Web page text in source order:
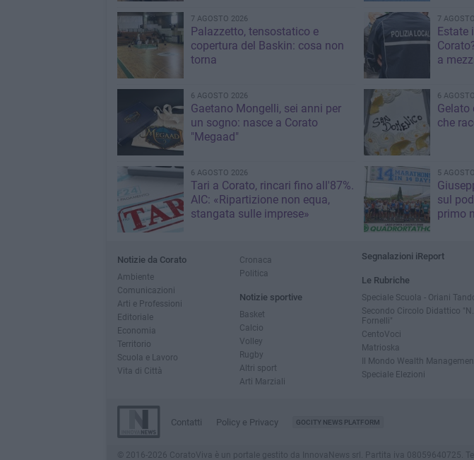
7 AGOSTO 2026
Palazzetto, tensostatico e
copertura del Baskin: cosa non
torna
7
Estate
a
6 AGOSTO 2026
Gaetano Mongelli, sei anni per
un sogno: nasce a Corato
"Megaad"
6
Gelato
che
6 AGOSTO 2026
Tari a Corato, rincari fino all'87%.
AIC: «Ripartizione non equa,
stangata sulle imprese»
5
sul
primo
Notizie da Corato
Ambiente
Comunicazioni
Arti e Professioni
Editoriale
Economia
Territorio
Scuola e Lavoro
Vita di Città
Cronaca
Politica
Notizie sportive
Basket
Calcio
Volley
Rugby
Altri sport
Arti Marziali
Segnalazioni iReport
Le Rubriche
Speciale Scuola - Oriani
Secondo Circolo Didattico "N.
Fornelli"
CentoVoci
Matrioska
Il Mondo Wealth
Speciale Elezioni
Contatti Policy e Privacy GOCITY NEWS PLATFORM
© 2016-2026 CoratoViva è un portale gestito da InnovaNews srl. Partita iva 08059640725.